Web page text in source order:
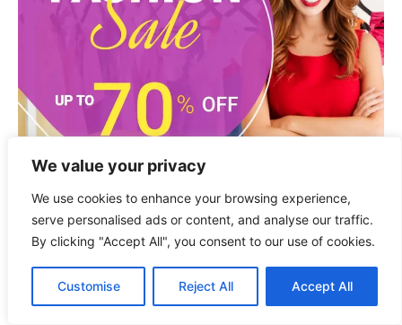
We value your privacy
We use cookies to enhance your browsing experience,
serve personalised ads or content, and analyse our traffic.
By clicking "Accept All", you consent to our use of cookies.
Customise Reject All Accept All